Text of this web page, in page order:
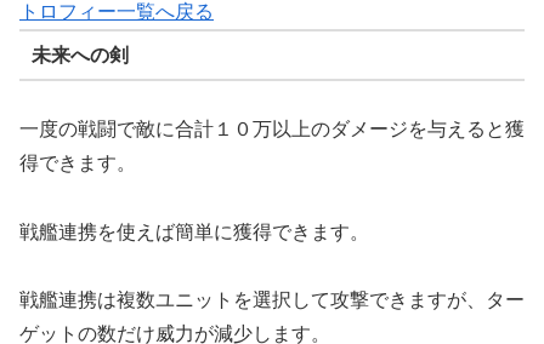
トロフィー一覧へ戻る
未来への剣
一度の戦闘で敵に合計１０万以上のダメージを与えると獲
得できます。
戦艦連携を使えば簡単に獲得できます。
戦艦連携は複数ユニットを選択して攻撃できますが、ター
ゲットの数だけ威力が減少します。